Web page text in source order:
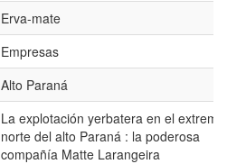
Erva-mate
Empresas
Alto Paraná
La explotación yerbatera en el extremo
norte del alto Paraná : la poderosa
compañía Matte Larangeira